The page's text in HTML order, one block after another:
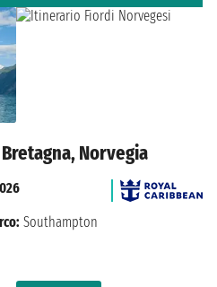
Norvegia
Southampton